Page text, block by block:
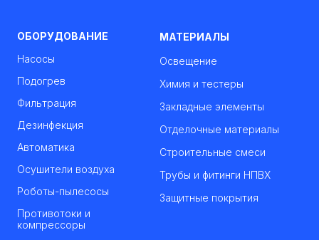
ОБОРУДОВАНИЕ
Насосы
Подогрев
Фильтрация
Дезинфекция
Автоматика
Осушители воздуха
Роботы-пылесосы
Противотоки и
компрессоры
МАТЕРИАЛЫ
Освещение
Химия и тестеры
Закладные элементы
Отделочные материалы
Строительные смеси
Трубы и фитинги НПВХ
Защитные покрытия